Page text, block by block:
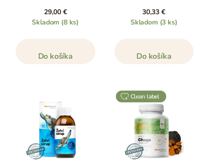
29,00 €
Skladom (8 ks)
Do košíka
30,33 €
Skladom (3 ks)
Do košíka
clean label